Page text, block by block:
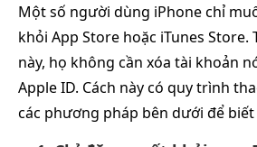
Một số người dùng iPhone chỉ
khỏi App Store hoặc iTunes
này, họ không cần xóa tài khoản
Apple ID. Cách này có quy trình
các phương pháp bên dưới để